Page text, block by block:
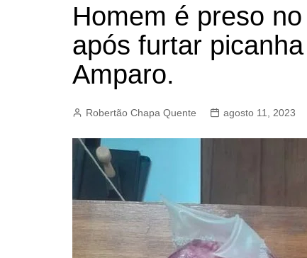
Homem é preso
após furtar
Amparo.
Robertão Chapa Quente agosto 11, 2023